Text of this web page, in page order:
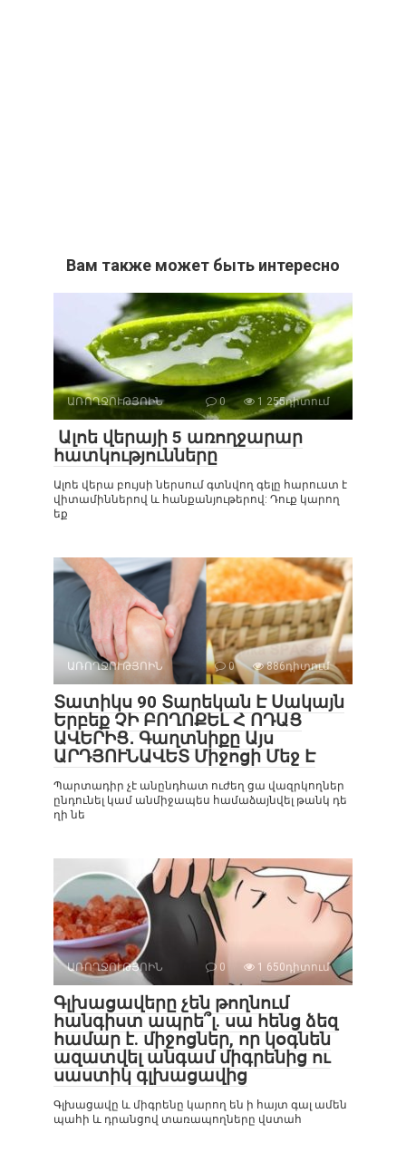
Вам также может быть интересно
ԱՌՈՂՋՈՒԹՅՈԻՆ 0 1 255դիտում
Ալոե վերայի 5 առողջարար
հատկությունները
Ալոե վերա բույսի ներսում գտնվող գելը հարուստ է
վիտամիններով և հանքանյութերով: Դուք կարող
եք
ԱՌՈՂՋՈՒԹՅՈԻՆ 0 886դիտում
Տատիկս 90 Տարեկան Է Սակայն
Երբեք ՉԻ ԲՈՂՈՔԵԼ Հ ՈԴԱՑ
ԱՎԵՐԻՑ․ Գաղտնիքը Այս
ԱՐԴՅՈՒՆԱՎԵՏ Միջոցի Մեջ Է
Պարտադիր չէ անընդհատ ուժեղ ցա վազրկողներ
ընդունել կամ անմիջապես համաձայնվել թանկ դե
ղի նե
ԱՌՈՂՋՈՒԹՅՈԻՆ 0 1 650դիտում
Գլխացավերը չեն թողնում
հանգիստ ապրե՞լ. սա հենց ձեզ
համար է. միջոցներ, որ կօգնեն
ազատվել անգամ միգրենից ու
սաստիկ գլխացավից
Գլխացավը և միգրենը կարող են ի հայտ գալ ամեն
պահի և դրանցով տառապողները վստահ